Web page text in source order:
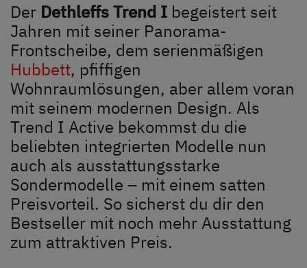
Reiselust
Unternehmen
Händlersuche
Fahrzeugbörse
Blog
Der Dethleffs Trend I begeistert seit
Jahren mit seiner Panorama-
Frontscheibe, dem serienmäßigen
Hubbett, pfiffigen
Wohnraumlösungen, aber allem voran
mit seinem modernen Design. Als
Trend I Active bekommst du die
beliebten integrierten Modelle nun
auch als ausstattungsstarke
Sondermodelle – mit einem satten
Preisvorteil. So sicherst du dir den
Bestseller mit noch mehr Ausstattung
zum attraktiven Preis.